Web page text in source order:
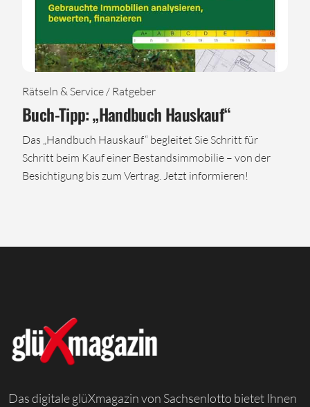
Rätseln & Service / Ratgeber
Buch-Tipp: „Handbuch Hauskauf“
Das „Handbuch Hauskauf“ begleitet Sie Schritt für
Schritt beim Kauf einer Bestandsimmobilie – von der
Besichtigung bis zum Vertrag. Jetzt informieren!
Das digitale glüXmagazin von Sachsenlotto bietet Ihnen